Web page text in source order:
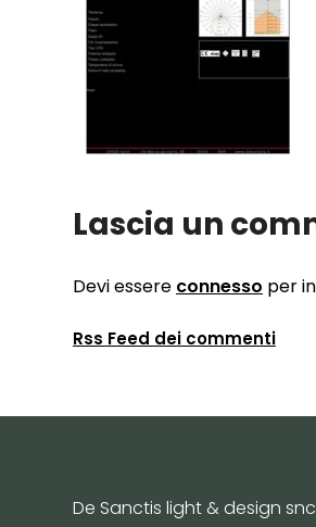
Lascia un
Devi essere connesso per
Rss Feed dei commenti
De Sanctis light & design snc